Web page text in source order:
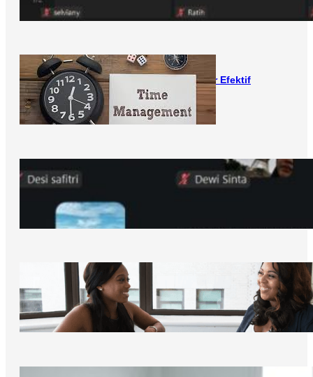
Tips Mengelola Waktu agar Efektif
15/10/2025
Desanta Academy Selenggarakan Training
“How to Development Career?” Bersama
14/10/2025
Jangan Takut Menghadapi HRD Saat
Wawancara, ini Tipsnya
09/10/2025